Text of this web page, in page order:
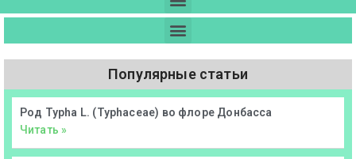
Популярные статьи
Род Typha L. (Typhaceae) во флоре Донбасса
Читать »